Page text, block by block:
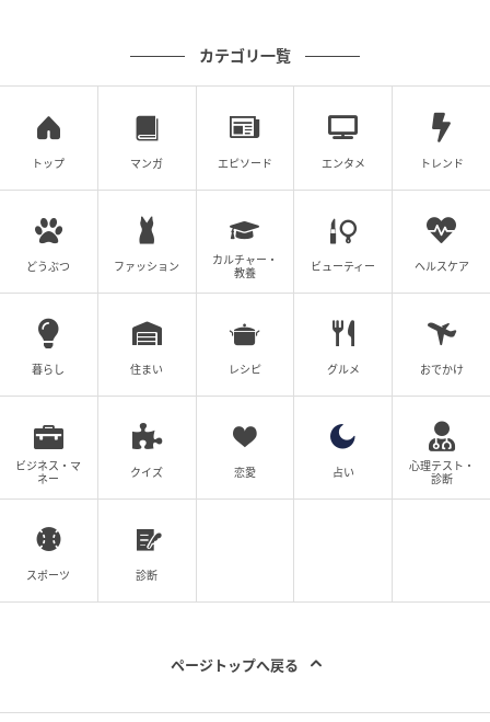
Hearst Owned
Hearst Owned
カテゴリ一覧
トップ マンガ エピソード エンタメ トレンド
どうぶつ ファッション
カルチャー・
教養
ビューティー ヘルスケア
暮らし 住まい レシピ グルメ おでかけ
ビジネス・マ
ネー
クイズ 恋愛 占い
心理テスト・
診断
スポーツ 診断
ページトップへ戻る